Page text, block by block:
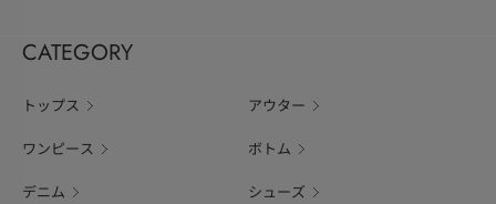
CATEGORY
トップス アウター
ワンピース ボトム
デニム シューズ